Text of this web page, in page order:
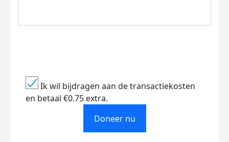
Ik wil bijdragen aan de transactiekosten
en betaal €0.75 extra.
Doneer nu